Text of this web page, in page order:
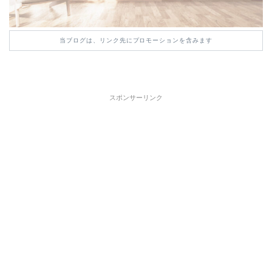
当ブログは、リンク先にプロモーションを含みます
スポンサーリンク